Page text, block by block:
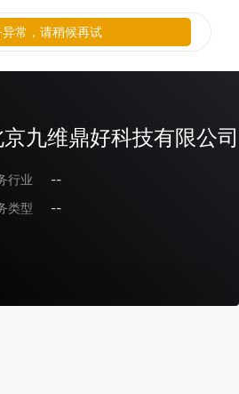
九维鼎好科技有限公司
行业
--
类型
--
异常，请稍候再试